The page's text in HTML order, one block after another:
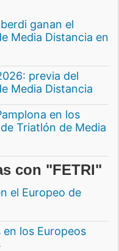
ganan el
Media Distancia en
previa del
Media Distancia
en los
Triatlón de Media
con "FETRI"
el Europeo de
en los Europeos